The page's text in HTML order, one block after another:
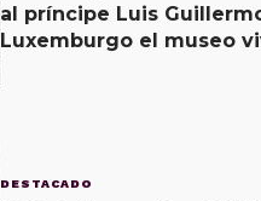
al príncipe Luis
Luxemburgo el museo
DESTACADO